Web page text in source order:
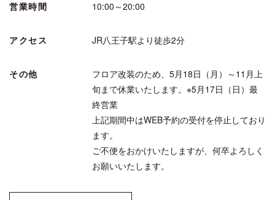
営業時間 10:00～20:00
アクセス JR八王子駅より徒歩2分
その他
フロア改装のため、5月18日（月）～11月上
旬まで休業いたします。※5月17日（日）最
終営業
上記期間中はWEB予約の受付を停止しており
ます。
ご不便をおかけいたしますが、何卒よろしく
お願いいたします。